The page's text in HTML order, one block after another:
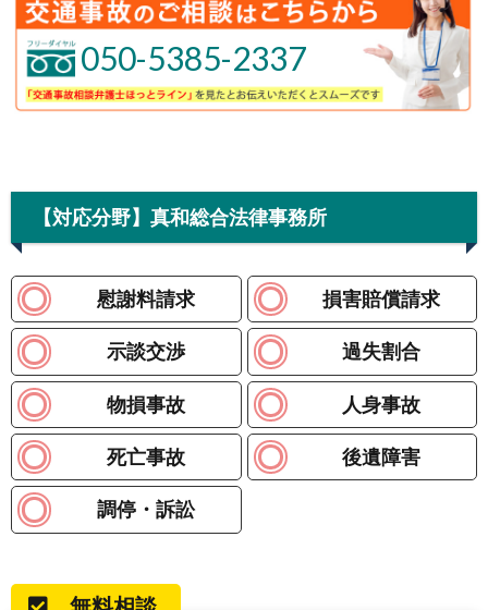
050-5385-2337
【対応分野】真和総合法律事務所
慰謝料請求 損害賠償請求
示談交渉 過失割合
物損事故 人身事故
死亡事故 後遺障害
調停・訴訟